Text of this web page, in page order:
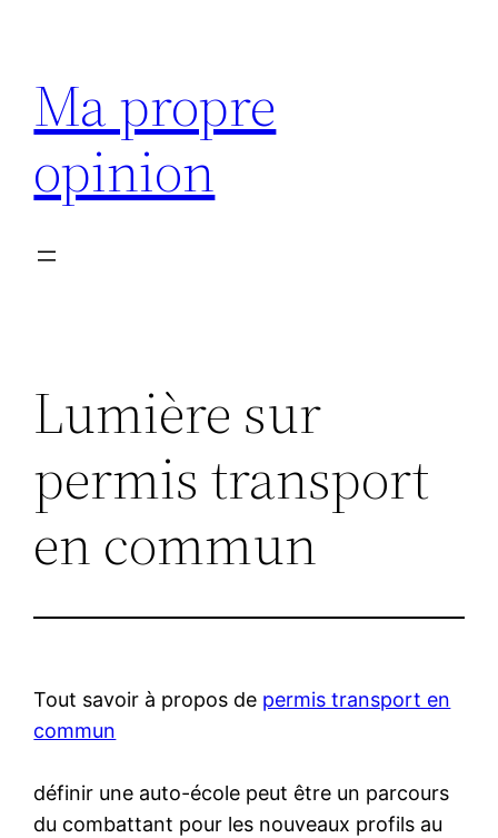
contenu
Ma propre
opinion
Lumière sur
permis transport
en commun
Tout savoir à propos de permis transport en
commun
définir une auto-école peut être un parcours
du combattant pour les nouveaux profils au